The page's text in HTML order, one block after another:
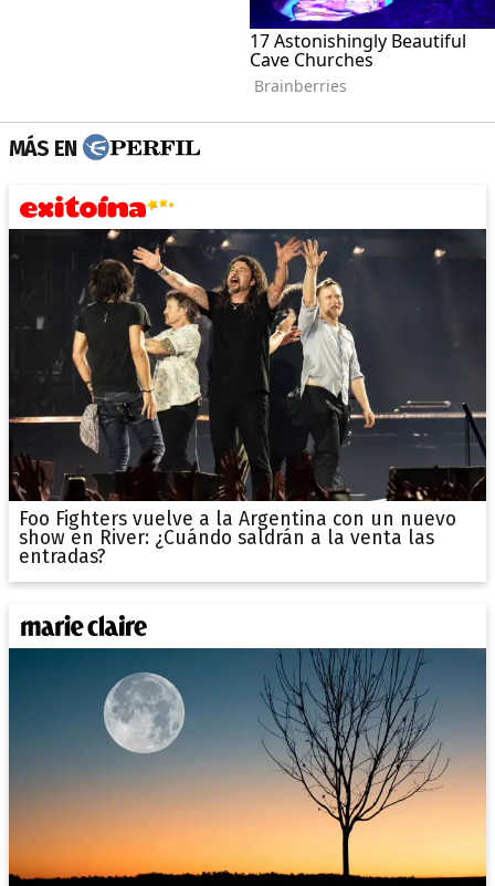
MÁS EN
Foo Fighters vuelve a la Argentina con un nuevo
show en River: ¿Cuándo saldrán a la venta las
entradas?